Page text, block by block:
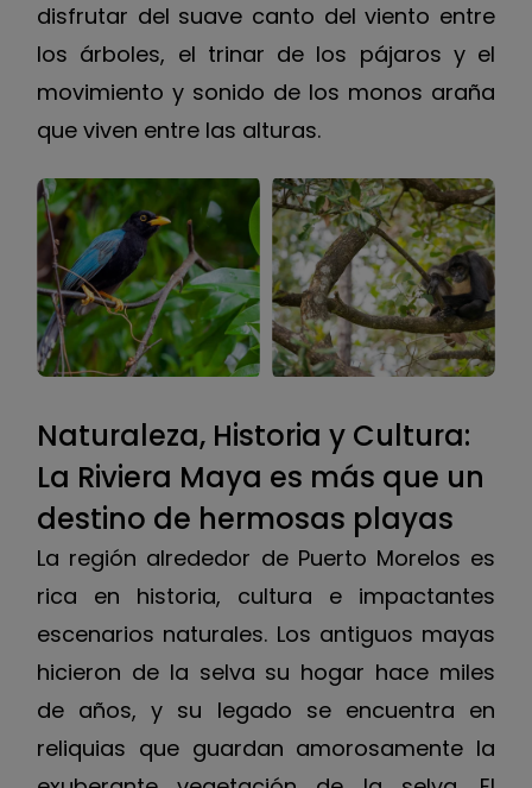
disfrutar del suave canto del viento entre
los árboles, el trinar de los pájaros y el
movimiento y sonido de los monos araña
que viven entre las alturas.
Naturaleza, Historia y Cultura:
La Riviera Maya es más que un
destino de hermosas playas
La región alrededor de Puerto Morelos es
rica en historia, cultura e impactantes
escenarios naturales. Los antiguos mayas
hicieron de la selva su hogar hace miles
de años, y su legado se encuentra en
reliquias que guardan amorosamente la